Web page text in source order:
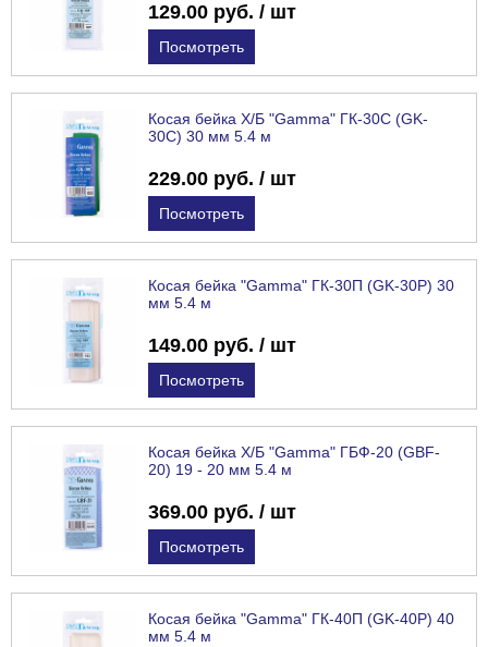
129.00 руб. / шт
Посмотреть
Косая бейка Х/Б "Gamma" ГК-30С (GK-
30C) 30 мм 5.4 м
229.00 руб. / шт
Посмотреть
Косая бейка "Gamma" ГК-30П (GK-30P) 30
мм 5.4 м
149.00 руб. / шт
Посмотреть
Косая бейка Х/Б "Gamma" ГБФ-20 (GBF-
20) 19 - 20 мм 5.4 м
369.00 руб. / шт
Посмотреть
Косая бейка "Gamma" ГК-40П (GK-40P) 40
мм 5.4 м